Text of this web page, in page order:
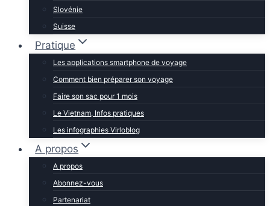
Slovénie
Suisse
Pratique
Les applications smartphone de voyage
Comment bien préparer son voyage
Faire son sac pour 1 mois
Le Vietnam, Infos pratiques
Les infographies Virloblog
A propos
A propos
Abonnez-vous
Partenariat